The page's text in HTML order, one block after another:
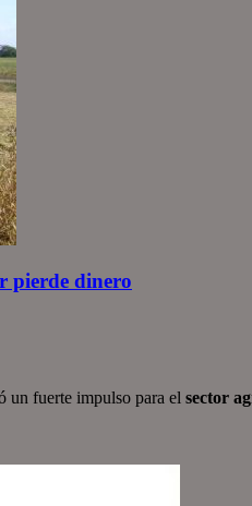
pierde dinero
un fuerte impulso para el sector